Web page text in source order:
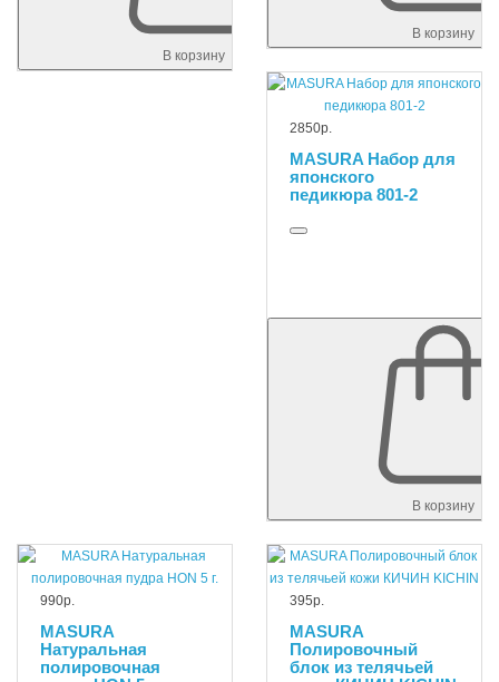
В корзину
В корзину
2850р.
MASURA Набор для
японского
педикюра 801-2
В корзину
990р.
MASURA
Натуральная
полировочная
395р.
MASURA
Полировочный
блок из телячьей